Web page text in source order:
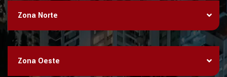
Zona Norte
Zona Oeste